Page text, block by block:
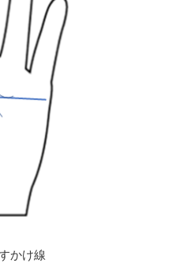
かけ線